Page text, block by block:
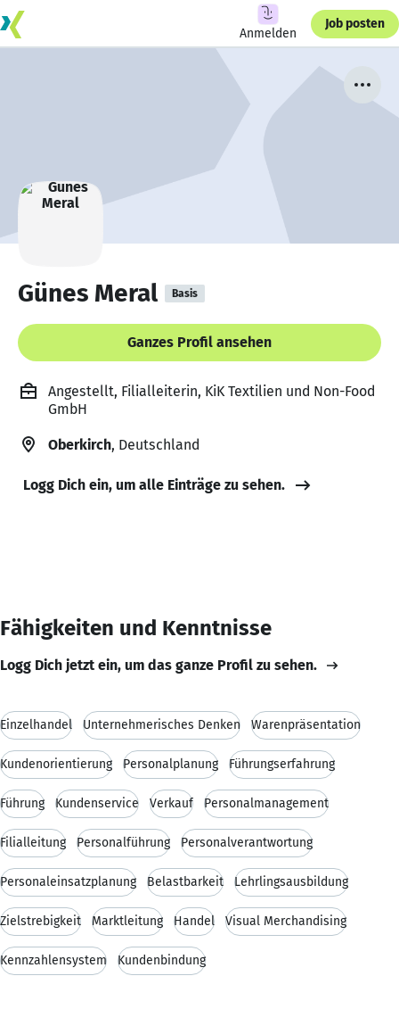
Anmelden
Job posten
Günes Meral Basis
Ganzes Profil ansehen
Angestellt, Filialleiterin, KiK Textilien und Non-Food
GmbH
Oberkirch, Deutschland
Logg Dich ein, um alle Einträge zu sehen.
Fähigkeiten und Kenntnisse
Logg Dich jetzt ein, um das ganze Profil zu sehen.
Einzelhandel Unternehmerisches Denken Warenpräsentation
Kundenorientierung Personalplanung Führungserfahrung
Führung Kundenservice Verkauf Personalmanagement
Filialleitung Personalführung Personalverantwortung
Personaleinsatzplanung Belastbarkeit Lehrlingsausbildung
Zielstrebigkeit Marktleitung Handel Visual Merchandising
Kennzahlensystem Kundenbindung